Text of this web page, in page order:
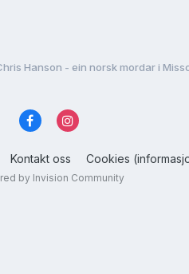
Hanson - ein norsk mordar i
Kontakt oss Cookies
by Invision Community